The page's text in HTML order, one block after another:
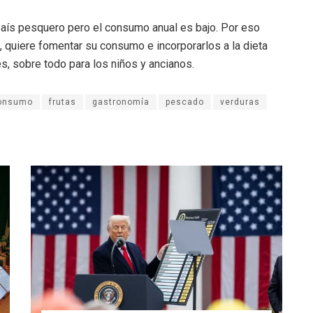
pesquero pero el consumo anual es bajo. Por eso
quiere fomentar su consumo e incorporarlos a la dieta
sobre todo para los niños y ancianos.
frutas gastronomía pescado verduras